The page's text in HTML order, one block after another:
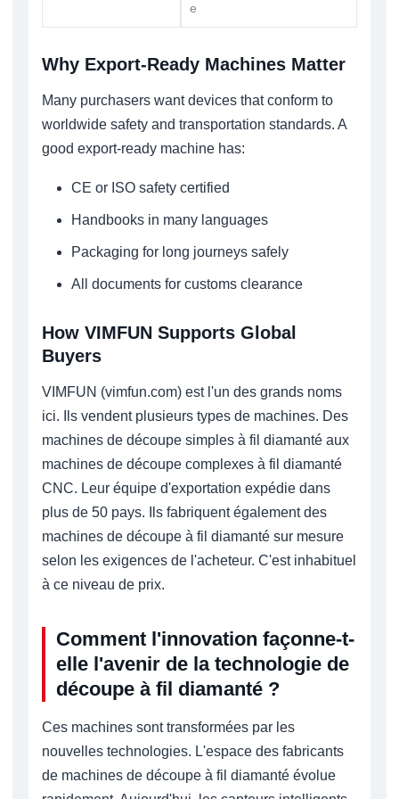
e
Why Export-Ready Machines Matter
Many purchasers want devices that conform to
worldwide safety and transportation standards. A
good export-ready machine has:
CE or ISO safety certified
Handbooks in many languages
Packaging for long journeys safely
All documents for customs clearance
How VIMFUN Supports Global
Buyers
VIMFUN (vimfun.com) est l'un des grands noms
ici. Ils vendent plusieurs types de machines. Des
machines de découpe simples à fil diamanté aux
machines de découpe complexes à fil diamanté
CNC. Leur équipe d'exportation expédie dans
plus de 50 pays. Ils fabriquent également des
machines de découpe à fil diamanté sur mesure
selon les exigences de l'acheteur. C'est inhabituel
à ce niveau de prix.
Comment l'innovation façonne-t-
elle l'avenir de la technologie de
découpe à fil diamanté ?
Ces machines sont transformées par les
nouvelles technologies. L'espace des fabricants
de machines de découpe à fil diamanté évolue